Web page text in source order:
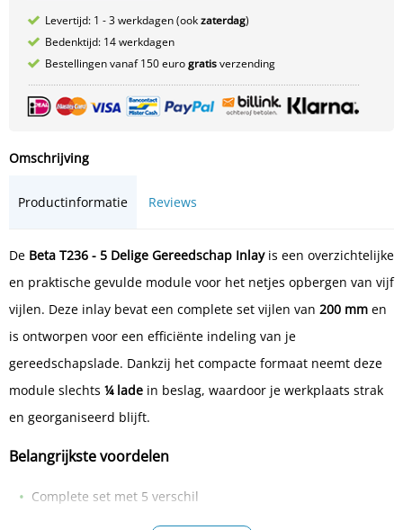
Levertijd: 1 - 3 werkdagen (ookzaterdag)
Bedenktijd: 14 werkdagen
Bestellingen vanaf 150 eurogratisverzending
Omschrijving
Productinformatie Reviews
De Beta T236 - 5 Delige Gereedschap Inlayis een overzichtelijke
en praktische gevulde module voor het netjes opbergen van vijf
vijlen. Deze inlay bevat een complete set vijlen van 200 mm en
is ontworpen voor een efficiënte indeling van je
gereedschapslade. Dankzij het compacte formaat neemt deze
module slechts ¼ lade in beslag, waardoor je werkplaats strak
en georganiseerd blijft.
Belangrijkste voordelen
Complete set met 5 verschil